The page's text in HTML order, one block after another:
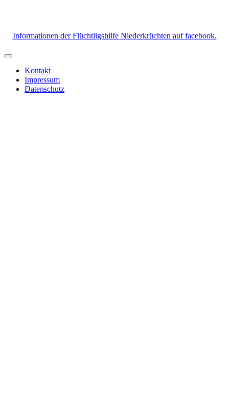
Informationen der Flüchtligshilfe Niederkrüchten auf facebook.
Kontakt
Impressum
Datenschutz